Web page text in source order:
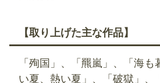
【取り上げた主な作品】
「殉国」、「羆嵐」、「海
い夏、熱い夏」、「破獄」、